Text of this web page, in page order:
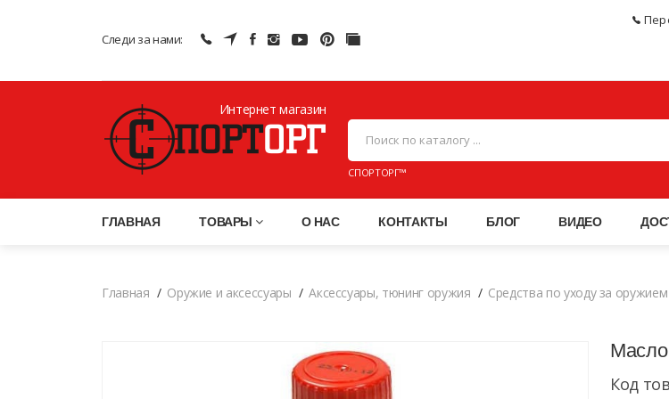
Следи за нами:
Интернет магазин
ПНЕВМАТИЧЕСКОЕ ОРУЖИЕ, СПОРТИВНЫЕ ТОВАРЫ, АКСЕССУАРЫ И
СПОРТОРГ™
ГЛАВНАЯ ТОВАРЫ О НАС КОНТАКТЫ БЛОГ ВИДЕО
Главная Оружие и аксессуары Аксессуары, тюнинг оружия Средства по уходу за оружием
Код